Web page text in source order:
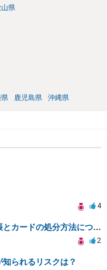
県
鹿児島県 沖縄県
4
離婚後の元配偶者名義の銀行通帳とカードの処分方法について
2
られるリスクは？